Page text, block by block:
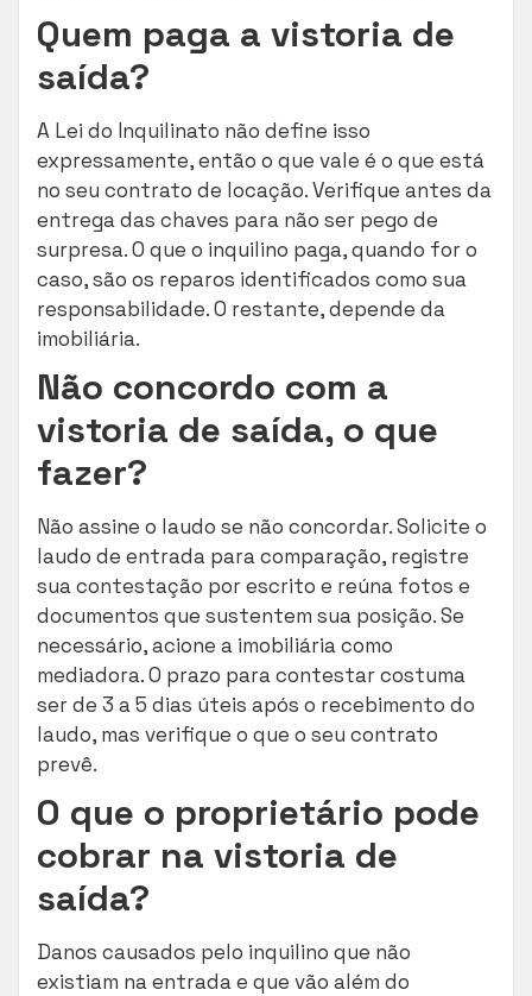
Quem paga a vistoria de
saída?
A Lei do Inquilinato não define isso
expressamente, então o que vale é o que está
no seu contrato de locação. Verifique antes da
entrega das chaves para não ser pego de
surpresa. O que o inquilino paga, quando for o
caso, são os reparos identificados como sua
responsabilidade. O restante, depende da
imobiliária.
Não concordo com a
vistoria de saída, o que
fazer?
Não assine o laudo se não concordar. Solicite o
laudo de entrada para comparação, registre
sua contestação por escrito e reúna fotos e
documentos que sustentem sua posição. Se
necessário, acione a imobiliária como
mediadora. O prazo para contestar costuma
ser de 3 a 5 dias úteis após o recebimento do
laudo, mas verifique o que o seu contrato
prevê.
O que o proprietário pode
cobrar na vistoria de
saída?
Danos causados pelo inquilino que não
existiam na entrada e que vão além do